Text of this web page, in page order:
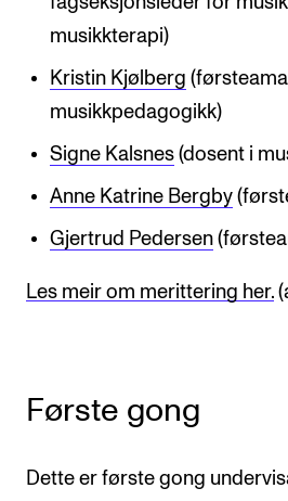
Organisasjon
Hvem gjør hva i
musikkterapi)
Kristin Kjølberg
musikkpedagogikk)
Signe Kalsnes (dosent i
Anne Katrine Bergby
Gjertrud Pedersen
Les meir om merittering her.
Første gong
Dette er første gong